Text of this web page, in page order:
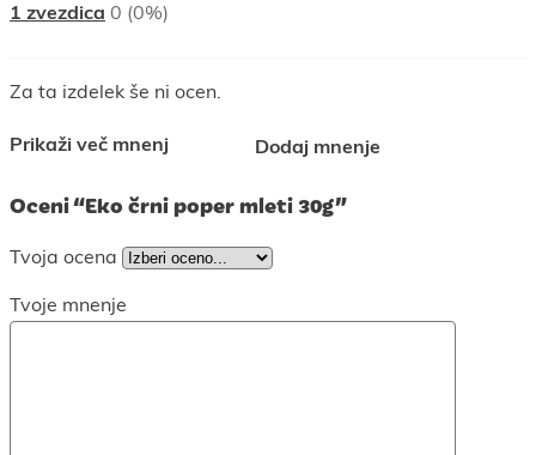
1 zvezdica 0 (0%)
Za ta izdelek še ni ocen.
Prikaži več mnenj Dodaj mnenje
Oceni “Eko črni poper mleti 30g”
Tvoja ocena
Tvoje mnenje